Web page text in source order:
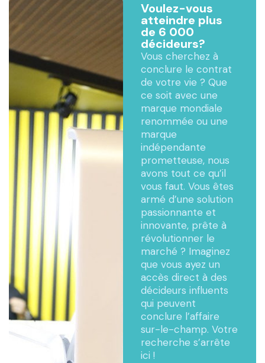
Voulez-vous
atteindre plus
de 6 000
décideurs?
Vous cherchez à
conclure le contrat
de votre vie ? Que
ce soit avec une
marque mondiale
renommée ou une
marque
indépendante
prometteuse, nous
avons tout ce qu’il
vous faut. Vous êtes
armé d’une solution
passionnante et
innovante, prête à
révolutionner le
marché ? Imaginez
que vous ayez un
accès direct à des
décideurs influents
qui peuvent
conclure l’affaire
sur-le-champ. Votre
recherche s’arrête
ici !